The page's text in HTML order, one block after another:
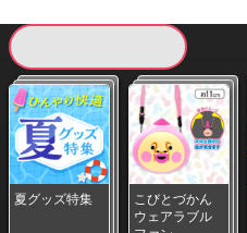
夏グッズ特集
こびとづかん
ウェアラブル